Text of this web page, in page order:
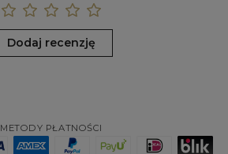
Dodaj recenzję
METODY PŁATNOŚCI